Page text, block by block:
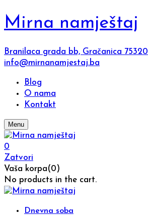
Mirna namještaj
Branilaca grada bb, Gračanica 75320
info@mirnanamjestaj.ba
Blog
O nama
Kontakt
Menu
0
Zatvori
Vaša korpa(0)
No products in the cart.
Dnevna soba